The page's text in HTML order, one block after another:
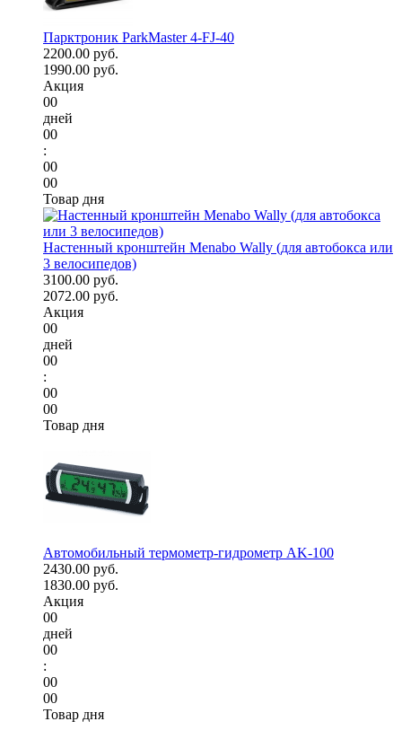
Парктроник ParkMaster 4-FJ-40
2200.00 руб.
1990.00 руб.
Акция
00
дней
00
:
00
00
Товар дня
Настенный кронштейн Menabo Wally (для автобокса или
3 велосипедов)
3100.00 руб.
2072.00 руб.
Акция
00
дней
00
:
00
00
Товар дня
Автомобильный термометр-гидрометр AK-100
2430.00 руб.
1830.00 руб.
Акция
00
дней
00
:
00
00
Товар дня